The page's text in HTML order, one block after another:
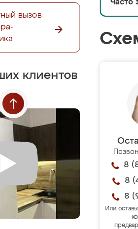
вызов
клиентов
Часто
8
8
8
Или